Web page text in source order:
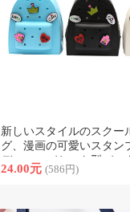
類似商品
新しいスタイルのスクー
グ、漫画の可愛いスタン
ディースバケット型バッ
ク、女性らしい甘くて可
24.00元 (586円)